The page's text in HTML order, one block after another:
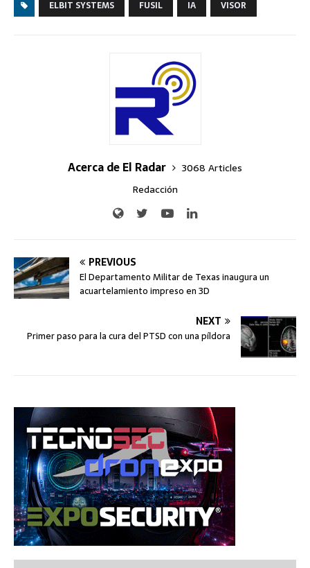
ELBIT SYSTEMS FUSIL IA VISOR
Acerca de El Radar
3068 Articles
Redacción
PREVIOUS
El Departamento Militar de Texas inaugura un
acuartelamiento impreso en 3D
NEXT
Primer paso para la cura del PTSD con una píldora